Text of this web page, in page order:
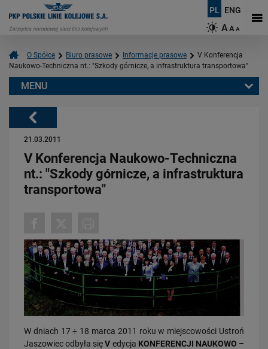
PL ENG
AAA
O Spółce Biuro prasowe Informacje prasowe
V Konferencja
Naukowo-Techniczna nt.: "Szkody górnicze, a infrastruktura transportowa"
Powrót
21.03.2011
V Konferencja Naukowo-Techniczna
nt.: "Szkody górnicze, a infrastruktura
transportowa"
W dniach 17 ÷ 18 marca 2011 roku w miejscowości Ustroń
Jaszowiec odbyła sięV edycja KONFERENCJI NAUKOWO –
MENU
PRZECZYTAJ